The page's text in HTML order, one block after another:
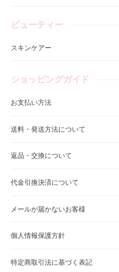
ビューティー
スキンケアー
ショッピングガイド
お支払い方法
送料・発送方法について
返品・交換について
代金引換決済について
メールが届かないお客様
個人情報保護方針
特定商取引法に基づく表記